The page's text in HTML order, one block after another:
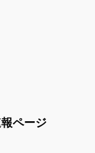
ページ